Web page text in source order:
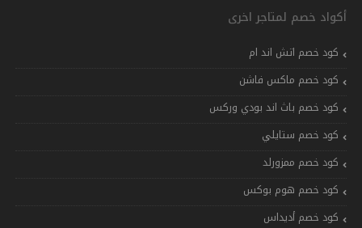
أكواد خصم لمتاجر اخرى
كود خصم اتش اند ام
كود خصم ماكس فاشن
كود خصم باث اند بودي وركس
كود خصم ستايلي
كود خصم ممزورلد
كود خصم هوم بوكس
كود خصم أديداس